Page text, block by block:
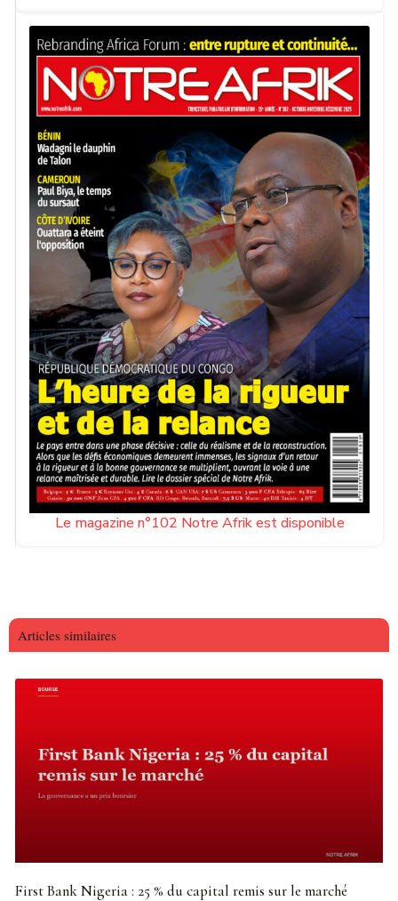
Le magazine n°102 Notre Afrik est disponible
Articles similaires
First Bank Nigeria : 25 % du capital remis sur le marché